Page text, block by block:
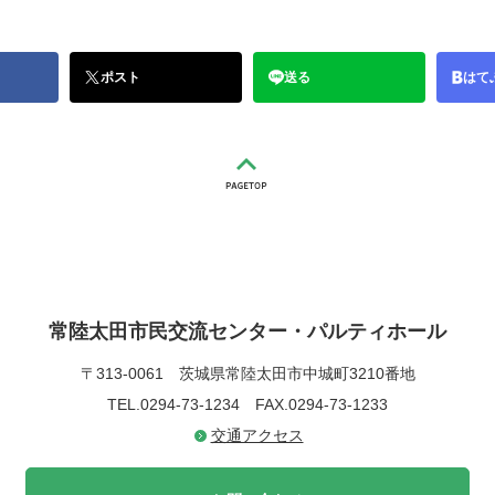
ポスト 送る はて
常陸太田市民交流センター・パルティホール
〒313-0061 茨城県常陸太田市中城町3210番地
TEL.0294-73-1234 FAX.0294-73-1233
交通アクセス